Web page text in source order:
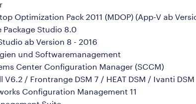
Optimization Pack 2011 (MDOP) (App-V ab
Package Studio 8.0
ab Version 8 - 2016
und Softwaremanagement
Center Configuration Manager (SCCM)
V6.2 / Frontrange DSM 7 / HEAT DSM / Ivanti DSM
Configuration Management 11